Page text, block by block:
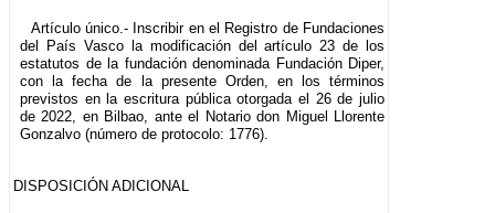
Artículo único.- Inscribir en el Registro de Fundaciones
del País Vasco la modificación del artículo 23 de los
estatutos de la fundación denominada Fundación Diper,
con la fecha de la presente Orden, en los términos
previstos en la escritura pública otorgada el 26 de julio
de 2022, en Bilbao, ante el Notario don Miguel Llorente
Gonzalvo (número de protocolo: 1776).
DISPOSICIÓN ADICIONAL